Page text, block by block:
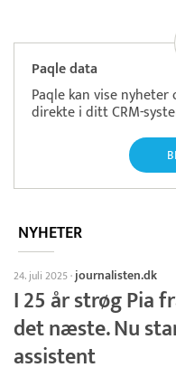
Paqle data
Paqle kan vise
direkte i ditt CRM-
NYHETER
24. juli 2025·journalisten.dk
I 25 år strøg Pia
det næste. Nu
assistent